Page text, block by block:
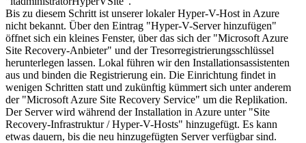
Bis zu diesem Schritt ist unserer lokaler Hyper-V-Host in Azure
nicht bekannt. Über den Eintrag "Hyper-V-Server hinzufügen"
öffnet sich ein kleines Fenster, über das sich der "Microsoft Azure
Site Recovery-Anbieter" und der Tresorregistrierungsschlüssel
herunterlegen lassen. Lokal führen wir den Installationsassistenten
aus und binden die Registrierung ein. Die Einrichtung findet in
wenigen Schritten statt und zukünftig kümmert sich unter anderem
der "Microsoft Azure Site Recovery Service" um die Replikation.
Der Server wird während der Installation in Azure unter "Site
Recovery-Infrastruktur / Hyper-V-Hosts" hinzugefügt. Es kann
etwas dauern, bis die neu hinzugefügten Server verfügbar sind.